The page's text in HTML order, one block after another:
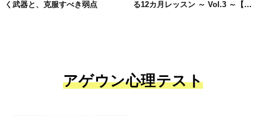
く武器と、克服すべき弱点
る12カ月レッスン ～ Vol.3 ～【…
アゲウン心理テスト